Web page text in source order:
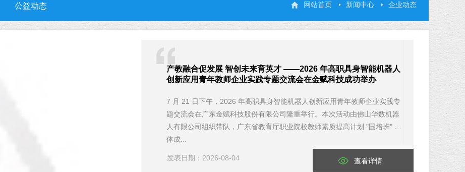
公益动态 网站首页 新闻中心 企业动态
产教融合促发展 智创未来育英才 ——2026 年高职具身智能机器人
创新应用青年教师企业实践专题交流会在金赋科技成功举办
7 月 21 日下午，2026 年高职具身智能机器人创新应用青年教师企业实践专
题交流会在广东金赋科技股份有限公司隆重举行。本次活动由佛山华数机器
人有限公司组织带队，广东省教育厅职业院校教师素质提高计划 "国培班" 全
体成...
发表日期：2026-08-04 查看详情